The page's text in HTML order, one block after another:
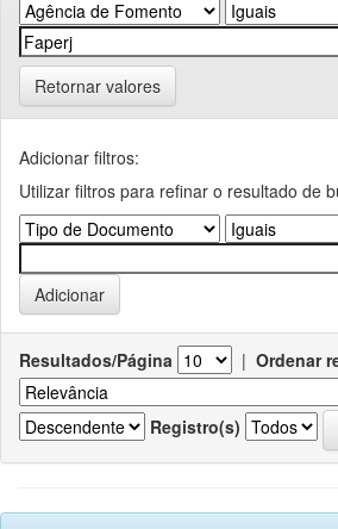
Retornar valores
Adicionar filtros:
Utilizar filtros para refinar o resultado de
Resultados/Página | Ordenar
Registro(s)